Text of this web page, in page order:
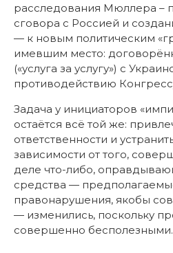
расследования Мюллера –
сговора с Россией и
— к новым политическим
имевшим место:
(«услуга за услугу») с
противодействию
Задача у инициаторов
остаётся всё той же:
ответственности и
зависимости от того,
деле что-либо,
средства —
правонарушения, якобы
— изменились, поскольку
совершенно бесполезными.